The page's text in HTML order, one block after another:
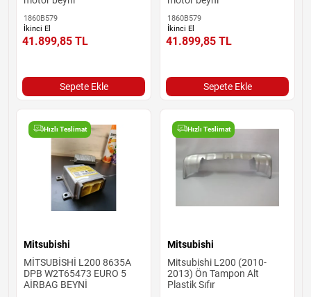
1860B579
İkinci El
41.899,85 TL
Sepete Ekle
1860B579
İkinci El
41.899,85 TL
Sepete Ekle
Hızlı Teslimat
Mitsubishi
MİTSUBİSHİ L200 8635A
DPB W2T65473 EURO 5
AİRBAG BEYNİ
Hızlı Teslimat
Mitsubishi
Mitsubishi L200 (2010-
2013) Ön Tampon Alt
Plastik Sıfır